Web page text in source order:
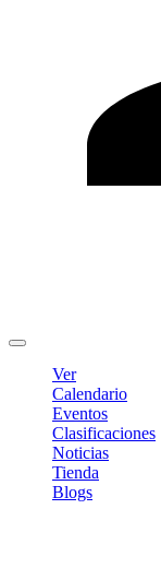
Ver
Calendario
Eventos
Clasificaciones
Noticias
Tienda
Blogs